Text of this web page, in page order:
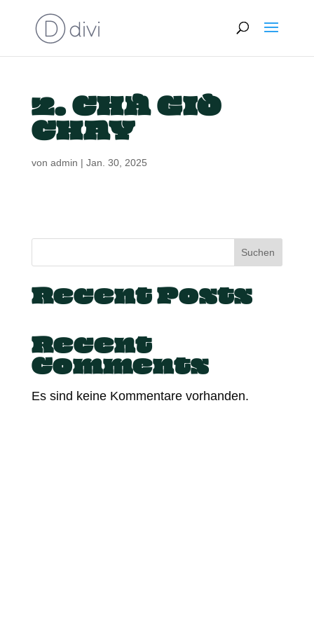
2. CHÁ GIÒ
CHAY
von admin | Jan. 30, 2025
Suchen
Recent Posts
Recent
Comments
Es sind keine Kommentare vorhanden.